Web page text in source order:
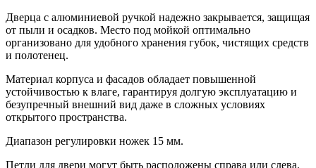
Дверца с алюминиевой ручкой надежно закрывается, защищая
от пыли и осадков. Место под мойкой оптимально
организовано для удобного хранения губок, чистящих средств
и полотенец.
Материал корпуса и фасадов обладает повышенной
устойчивостью к влаге, гарантируя долгую эксплуатацию и
безупречный внешний вид даже в сложных условиях
открытого пространства.
Диапазон регулировки ножек 15 мм.
Петли для двери могут быть расположены справа или слева.